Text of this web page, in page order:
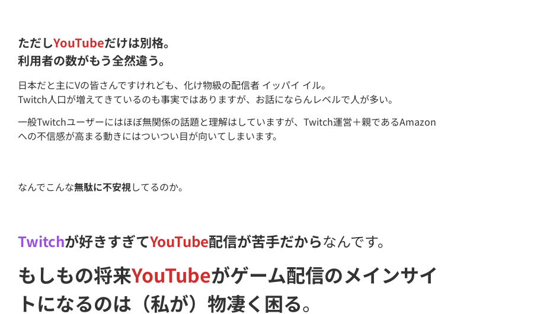
ただしYouTubeだけは別格。
利用者の数がもう全然違う。
日本だと主にVの皆さんですけれども、化け物級の配信者 イッパイ イル。
Twitch人口が増えてきているのも事実ではありますが、お話にならんレベルで人が多い。
一般Twitchユーザーにはほぼ無関係の話題と理解はしていますが、Twitch運営＋親であるAmazon
への不信感が高まる動きにはついつい目が向いてしまいます。
なんでこんな無駄に不安視してるのか。
Twitchが好きすぎてYouTube配信が苦手だからなんです。
もしもの将来YouTubeがゲーム配信のメインサイ
トになるのは（私が）物凄く困る。